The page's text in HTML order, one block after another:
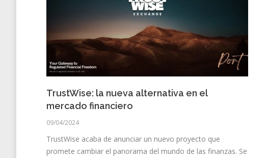
TrustWise: la nueva alternativa en el
mercado financiero
09/04/2024
TrustWise acaba de anunciar un nuevo proyecto que
promete cambiar el panorama del mundo de las finanzas. Se